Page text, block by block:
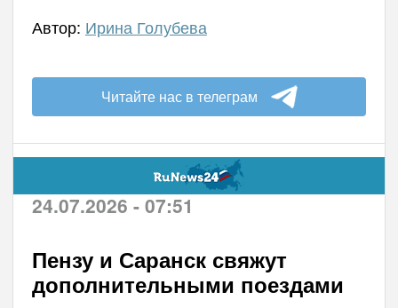
Автор: Ирина Голубева
Читайте нас в телеграм
24.07.2026 - 07:51
Пензу и Саранск свяжут
дополнительными поездами